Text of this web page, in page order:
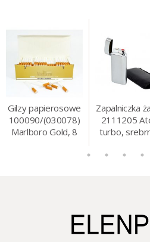
Gilzy papierosowe
100090/(030078)
Marlboro Gold, 8
Zapalniczka
2111205
turbo,